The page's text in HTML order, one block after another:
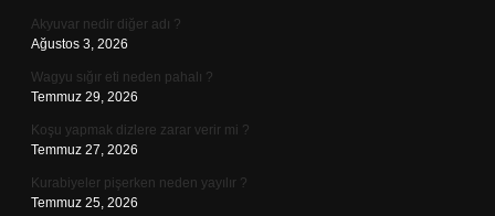
Akyuvar nedir diğer adı ?
Ağustos 3, 2026
Wagyu sığır eti neden pahalı ?
Temmuz 29, 2026
Koşu yapmak dizlere zarar verir mi ?
Temmuz 27, 2026
Kurabiyeler pişerken neden yayılır ?
Temmuz 25, 2026